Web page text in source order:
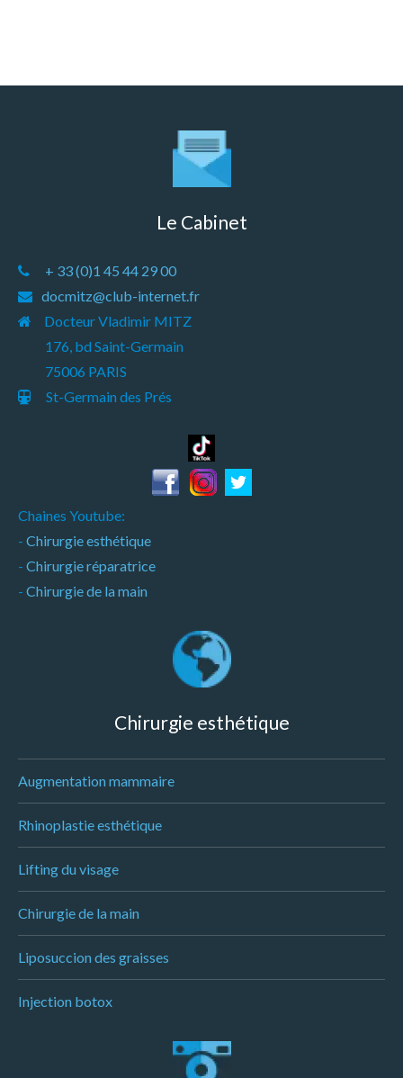
Le Cabinet
+ 33 (0)1 45 44 29 00
docmitz@club-internet.fr
Docteur Vladimir MITZ
176, bd Saint-Germain
75006 PARIS
St-Germain des Prés
Chaines Youtube:
- Chirurgie esthétique
- Chirurgie réparatrice
- Chirurgie de la main
Chirurgie esthétique
Augmentation mammaire
Rhinoplastie esthétique
Lifting du visage
Chirurgie de la main
Liposuccion des graisses
Injection botox